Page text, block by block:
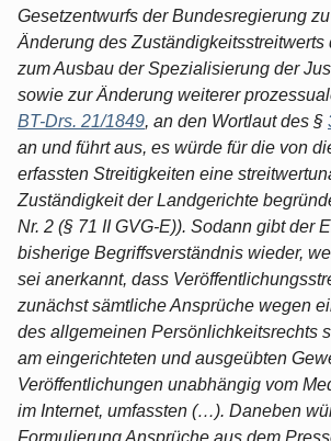
Gesetzentwurfs der Bundesregierung
Änderung des Zuständigkeitsstreitwerts
zum Ausbau der Spezialisierung der
sowie zur Änderung weiterer
BT-Drs. 21/1849, an den Wortlaut des §
an und führt aus, es würde für die von
erfassten Streitigkeiten eine
Zuständigkeit der Landgerichte
Nr. 2 (§ 71 II GVG-E)). Sodann gibt der
bisherige Begriffsverständnis wieder,
sei anerkannt, dass
zunächst sämtliche Ansprüche wegen
des allgemeinen Persönlichkeitsrechts
am eingerichteten und ausgeübten
Veröffentlichungen unabhängig vom
im Internet, umfassten (…). Daneben
Formulierung Ansprüche aus dem